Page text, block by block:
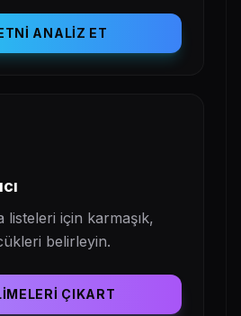
ANALIZ ET
listeleri için karmaşık,
belirleyin.
ÇIKART